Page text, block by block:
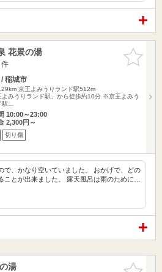
お気に入
りに追加
花景の湯
稲城市
京王よみうりランド駅512m
よみうりランド駅」から徒歩約10分 ※京王よみう
駅…
10:00～23:00
2,300円～
切り傷
で、かなり空いていました。 おかげで、どの
ことが出来ました。 露天風呂は雨のために…
お気に入
湯